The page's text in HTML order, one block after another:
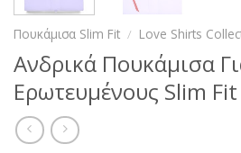
Πουκάμισα Slim Fit / Love Shirts
Ανδρικά Πουκάμισα
Ερωτευμένους Slim